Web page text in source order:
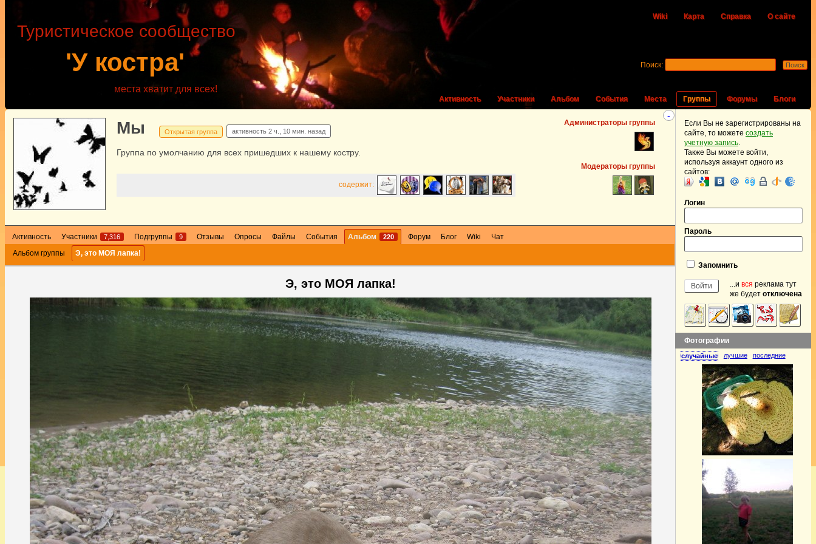
Wiki Карта Справка О сайте
'У костра'
Туристическое сообщество
места хватит для всех!
Активность Участники Альбом События Места Группы Форумы Блоги
Поиск:
-
Администраторы группы
Модераторы группы
Мы Открытая группа активность 2 ч., 10 мин. назад
Группа по умолчанию для всех пришедших к нашему костру.
содержит:
Активность Участники 7,316 Подгруппы 9 Отзывы Опросы Файлы События Альбом 220 Форум Блог Wiki
Чат
Альбом группы
Э, это МОЯ лапка!
Э, это МОЯ лапка!
Если Вы не зарегистрированы на
сайте, то можете создать
учетную запись.
Также Вы можете войти,
используя аккаунт одного из
сайтов:
Логин
Пароль
Запомнить
...и вся реклама тут
же будет отключена
Фотографии
случайные лучшие последние